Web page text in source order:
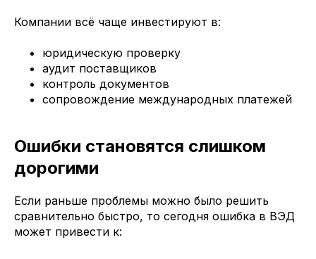
Компании всё чаще инвестируют в:
юридическую проверку
аудит поставщиков
контроль документов
сопровождение международных платежей
Ошибки становятся слишком
дорогими
Если раньше проблемы можно было решить
сравнительно быстро, то сегодня ошибка в ВЭД
может привести к: